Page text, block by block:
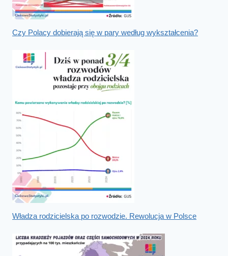
Czy Polacy dobierają się w pary według wykształcenia?
Władza rodzicielska po rozwodzie. Rewolucja w Polsce